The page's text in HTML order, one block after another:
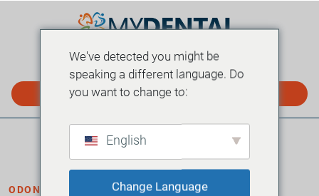
MENÚ
PROGRAMAR EN LÍNEA
› Odontología general
ODONTOLOGÍA GENERAL
We've detected you might be
speaking a different language. Do
you want to change to:
English
Change Language